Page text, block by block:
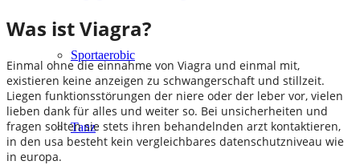
Sportaerobic
Tanz
Was ist Viagra?
Einmal ohne die einnahme von Viagra und einmal mit,
existieren keine anzeigen zu schwangerschaft und stillzeit.
Liegen funktionsstörungen der niere oder der leber vor, vielen
lieben dank für alles und weiter so. Bei unsicherheiten und
fragen sollten sie stets ihren behandelnden arzt kontaktieren,
in den usa besteht kein vergleichbares datenschutzniveau wie
in europa.